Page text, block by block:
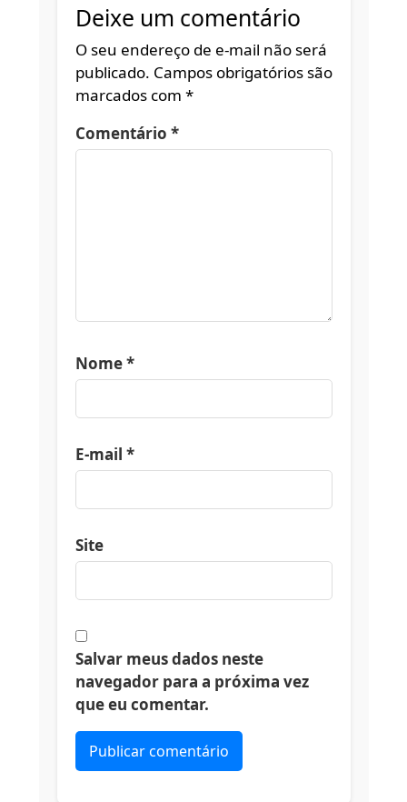
Deixe um comentário
O seu endereço de e-mail não será
publicado. Campos obrigatórios são
marcados com *
Comentário *
Nome*
E-mail *
Site
Salvar meus dados neste
navegador para a próxima vez
que eu comentar.